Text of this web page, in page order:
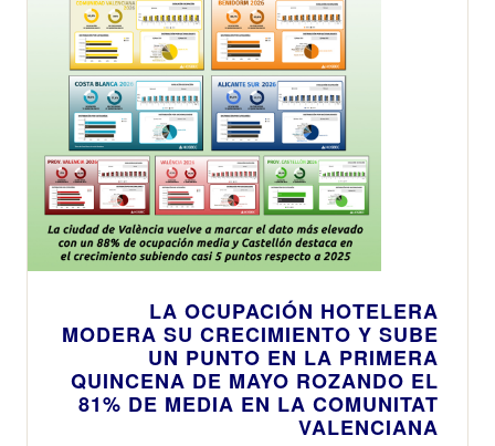
LA OCUPACIÓN HOTELERA
MODERA SU CRECIMIENTO Y SUBE
UN PUNTO EN LA PRIMERA
QUINCENA DE MAYO ROZANDO EL
81% DE MEDIA EN LA COMUNITAT
VALENCIANA